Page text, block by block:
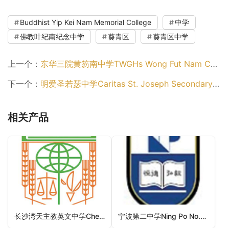
Buddhist Yip Kei Nam Memorial College
中学
佛教叶纪南纪念中学
葵青区 葵青区中学
上一个： 东华三院黄笏南中学TWGHs Wong Fut Nam College（九龙城区中学）
下一个： 明爱圣若瑟中学Caritas St. Joseph Secondary School（葵青区中学）
相关产品
长沙湾天主教英文中学Cheung Sha Wan Catholic Secondary School（深水埗区中学） 宁波第二中学Ning Po No.2 College（观塘区中学）